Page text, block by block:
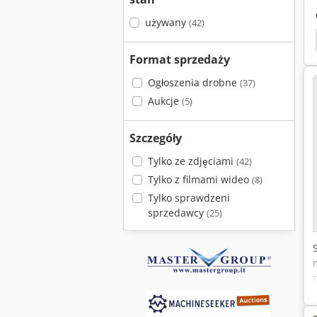
używany (42)
Format sprzedaży
Ogłoszenia drobne (37)
Aukcje (5)
Szczegóły
Tylko ze zdjęciami (42)
Tylko z filmami wideo (8)
Tylko sprawdzeni
sprzedawcy (25)
Makino F5 Makino D500